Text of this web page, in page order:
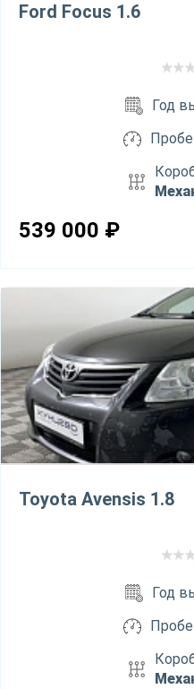
Ford Focus 1.6
Год
539 000 ₽
Toyota Avensis 1.8
Год